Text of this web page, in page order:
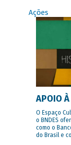
Ações
APOIO À
O Espaço
o BNDES
como o
do Brasil e